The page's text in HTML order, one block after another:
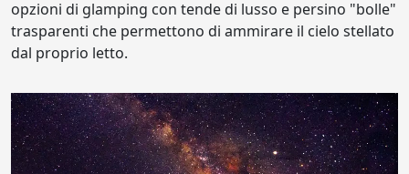
opzioni di glamping con tende di lusso e persino "bolle"
trasparenti che permettono di ammirare il cielo stellato
dal proprio letto.